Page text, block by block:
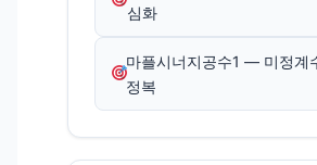
심화
마플시너지공수1 — 미정계
정복